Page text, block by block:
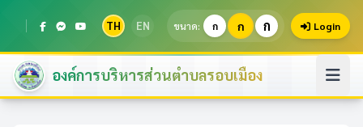
TH EN ขนาด: ก ก ก Login
องค์การบริหารส่วนตำบลรอบเมือง